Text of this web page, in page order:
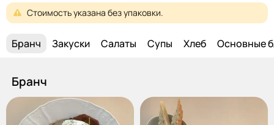
Стоимостьуказана безупаковки.
Бранч Закуски Салаты Супы Хлеб Основные
Бранч